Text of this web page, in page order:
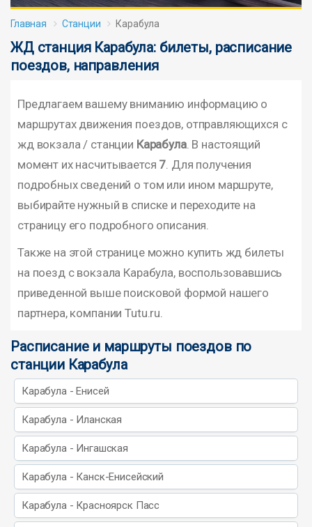
Главная Станции Карабула
ЖД станция Карабула: билеты, расписание
поездов, направления
Предлагаем вашему вниманию информацию о
маршрутах движения поездов, отправляющихся с
жд вокзала / станции Карабула. В настоящий
момент их насчитывается 7 . Для получения
подробных сведений о том или ином маршруте,
выбирайте нужный в списке и переходите на
страницу его подробного описания.
Также на этой странице можно купить жд билеты
на поезд с вокзала Карабула, воспользовавшись
приведенной выше поисковой формой нашего
партнера, компании Tutu.ru.
Расписание и маршруты поездов по
станции Карабула
Карабула - Енисей
Карабула - Иланская
Карабула - Ингашская
Карабула - Канск-Енисейский
Карабула - Красноярск Пасс